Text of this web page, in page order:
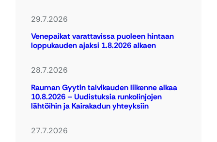
29.7.2026
Venepaikat varattavissa puoleen hintaan
loppukauden ajaksi 1.8.2026 alkaen
28.7.2026
Rauman Gyytin talvikauden liikenne alkaa
10.8.2026 – Uudistuksia runkolinjojen
lähtöihin ja Kairakadun yhteyksiin
27.7.2026